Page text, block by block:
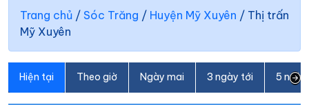
Trang chủ / Sóc Trăng / Huyện Mỹ Xuyên / Thị trấn
Mỹ Xuyên
Hiện tại Theo giờ Ngày mai 3 ngày tới 5